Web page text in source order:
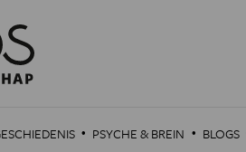
· PSYCHE & BREIN · BLOGS